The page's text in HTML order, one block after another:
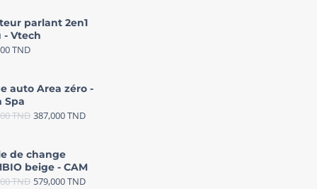
parlant 2en1
- Vtech
TND
auto Area zéro -
Spa
TND 387,000TND
de change
beige - CAM
TND 579,000TND